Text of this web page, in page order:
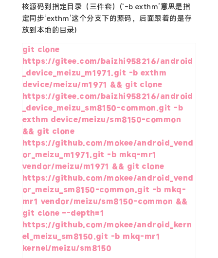
核源码到指定目录（三件套）(‘-b exthm’意思是指
定同步‘exthm’这个分支下的源码，后面跟着的是存
放到本地的目录)
git clone
https://gitee.com/baizhi958216/android
_device_meizu_m1971.git -b exthm
device/meizu/m1971 && git clone
https://gitee.com/baizhi958216/android
_device_meizu_sm8150-common.git -b
exthm device/meizu/sm8150-common
&& git clone
https://github.com/mokee/android_vend
or_meizu_m1971.git -b mkq-mr1
vendor/meizu/m1971 && git clone
https://github.com/mokee/android_vend
or_meizu_sm8150-common.git -b mkq-
mr1 vendor/meizu/sm8150-common &&
git clone –-depth=1
https://github.com/mokee/android_kern
el_meizu_sm8150.git -b mkq-mr1
kernel/meizu/sm8150